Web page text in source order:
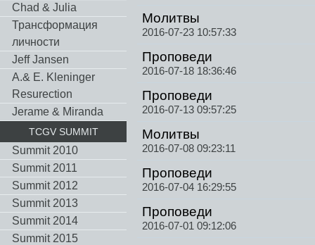
Chad & Julia
Трансформация
личности
Jeff Jansen
A.& E. Kleninger
Resurection
Jerame & Miranda
TCGV SUMMIT
Summit 2010
Summit 2011
Summit 2012
Summit 2013
Summit 2014
Summit 2015
Молитвы
2016-07-23 10:57:33
Проповеди
2016-07-18 18:36:46
Проповеди
2016-07-13 09:57:25
Молитвы
2016-07-08 09:23:11
Проповеди
2016-07-04 16:29:55
Проповеди
2016-07-01 09:12:06